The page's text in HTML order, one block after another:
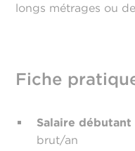
longs métrages ou
Fiche
Salaire débutant
brut/an